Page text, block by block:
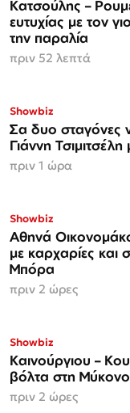
Κατσούλης –
ευτυχίας με τον
την παραλία
πριν 52 λεπτά
Showbiz
Σα δυο σταγόνες
Γιάννη
πριν 1 ώρα
Showbiz
Αθηνά
με καρχαρίες και
Μπόρα
πριν 2 ώρες
Showbiz
Καινούργιου –
βόλτα στη Μύκονο
πριν 2 ώρες